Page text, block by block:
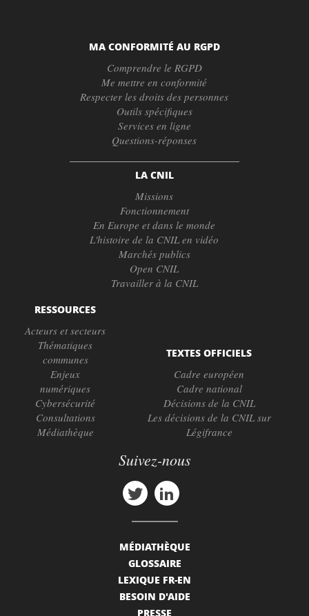
MA CONFORMITÉ AU RGPD
Comprendre le RGPD
Me mettre en conformité
Respecter les droits des personnes
Outils spécifiques
Services en ligne
Questions-réponses
LA CNIL
Missions
Fonctionnement
En Europe et dans le monde
L'histoire de la CNIL en vidéo
Marchés publics
Open CNIL
Travailler à la CNIL
RESSOURCES
Acteurs et secteurs
Thématiques
communes
Enjeux
numériques
Cybersécurité
Consultations
Médiathèque
TEXTES OFFICIELS
Cadre européen
Cadre national
Décisions de la CNIL
Les décisions de la CNIL sur
Légifrance
Suivez-nous
MÉDIATHÈQUE
GLOSSAIRE
LEXIQUE FR-EN
BESOIN D'AIDE
PRESSE